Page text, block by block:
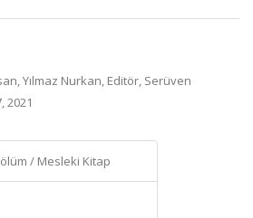
Yılmaz Nurkan, Editör, Serüven
2021
/ Mesleki Kitap